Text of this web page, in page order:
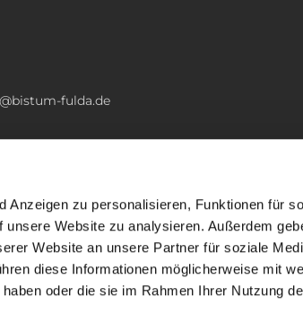
Anzeigen zu personalisieren, Funktionen für
Website zu analysieren. Außerdem
Website an unsere Partner für soziale
diese Informationen möglicherweise mit
oder die sie im Rahmen Ihrer Nutzung
fulda.de
Datenschutzerklärung